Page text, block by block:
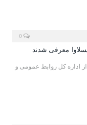
معرفی شدند
از اداره کل روابط عمومی و